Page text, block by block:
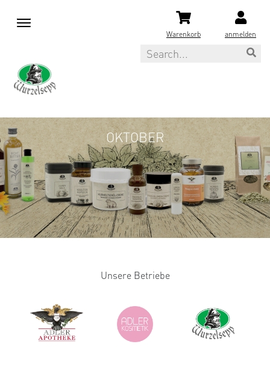
M
Warenkorb anmelden
Search
OKTOBER
Unsere Betriebe